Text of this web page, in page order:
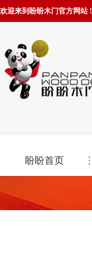
欢迎来到盼盼木门官方网站 !
盼盼首页